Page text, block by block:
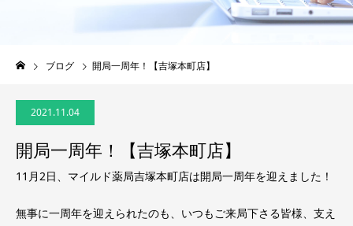
ブログ 開局一周年！【吉塚本町店】
2021.11.04
開局一周年！【吉塚本町店】
11月2日、マイルド薬局吉塚本町店は開局一周年を迎えました！
無事に一周年を迎えられたのも、いつもご来局下さる皆様、支え